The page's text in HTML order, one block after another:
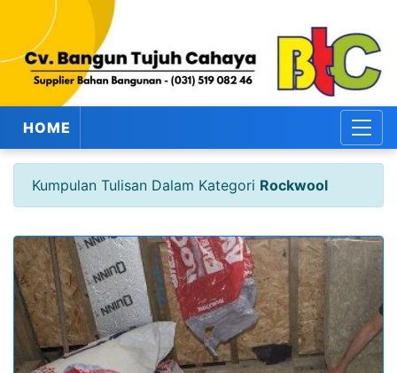
HOME
Kumpulan Tulisan Dalam Kategori Rockwool